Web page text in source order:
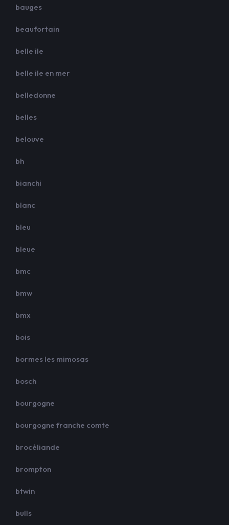
bauges
beaufortain
belle ile
belle ile en mer
belledonne
belles
belouve
bh
bianchi
blanc
bleu
bleue
bmc
bmw
bmx
bois
bormes les mimosas
bosch
bourgogne
bourgogne franche comte
brocéliande
brompton
btwin
bulls